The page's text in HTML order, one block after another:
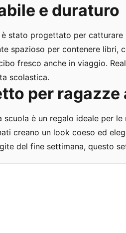
e duraturo
stato progettato per
spazioso per contenere
fresco anche in viaggio.
scolastica.
per
scuola è un regalo ideale per
creano un look coeso ed
del fine settimana, questo